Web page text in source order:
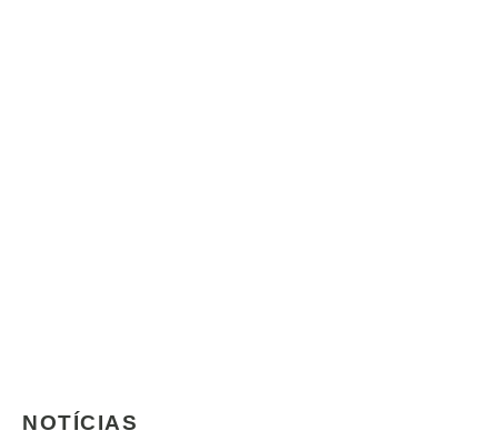
NOTÍCIAS